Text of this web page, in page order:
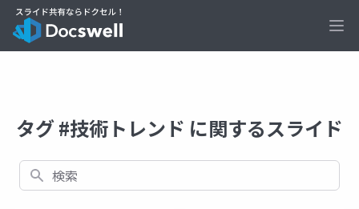
タグ #技術トレンド に関するスライド
検索